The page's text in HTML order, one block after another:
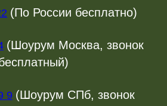
(По России бесплатно)
(Шоурум Москва, звонок
9 (Шоурум СПб, звонок